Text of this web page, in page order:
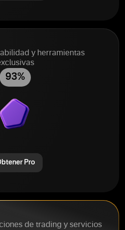
y herramientas
93%
Pro
de trading y servicios